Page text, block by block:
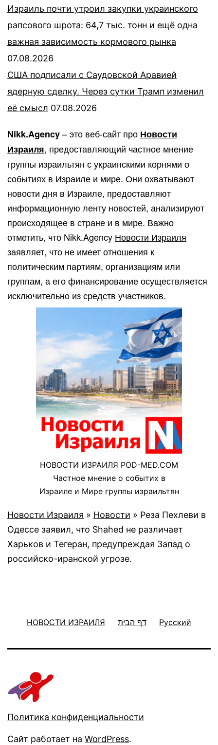
Израиль почти утроил закупки украинского
рапсового шрота: 64,7 тыс. тонн и ещё одна
важная зависимость кормового рынка
07.08.2026
США подписали с Саудовской Аравией
ядерную сделку. Через сутки Трамп изменил
её смысл 07.08.2026
Nikk.Agency– это веб-сайт про Новости
Израиля, предоставляющий частное мнение
группы израильтян с украинскими корнями о
событиях в Израиле и мире. Они охватывают
новости дня в Израиле, предоставляют
информационную ленту новостей, анализируют
происходящее в стране и в мире. Важно
отметить, что Nikk.Agency Новости Израиля
заявляет, что не имеет отношения к
политическим партиям, организациям или
группам, а его финансирование осуществляется
исключительно из средств участников.
НОВОСТИ ИЗРАИЛЯ POD-MED.COM
Частное мнение о событих в
Израиле и Мире группы израильтян
Новости Израиля » Новости » Реза Пехлеви в
Одессе заявил, что Shahed не различает
Харьков и Тегеран, предупреждая Запад о
российско-иранской угрозе.
НОВОСТИ ИЗРАИЛЯ דף הבית Русский
Политика конфиденциальности
Сайт работает на WordPress.